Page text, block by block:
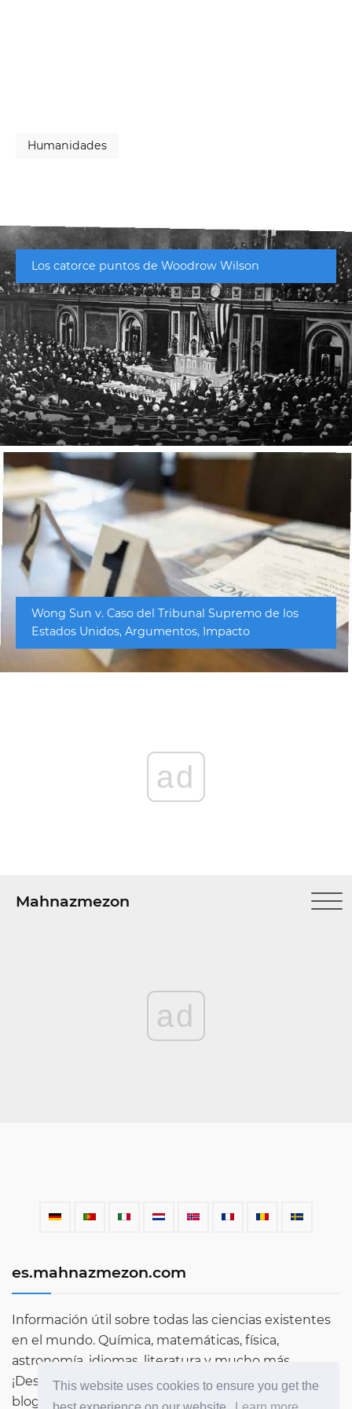
This website uses cookies to ensure you get the
Humanidades
Los catorce puntos de Woodrow Wilson
Wong Sun v. Caso del Tribunal Supremo de los
Estados Unidos, Argumentos, Impacto
ad
Mahnazmezon
ad
es.mahnazmezon.com
Información útil sobre todas las ciencias existentes
en el mundo. Química, matemáticas, física,
astronomía, idiomas, literatura y mucho más.
¡Descubre más sobre el mundo a través de nuestro
blog!